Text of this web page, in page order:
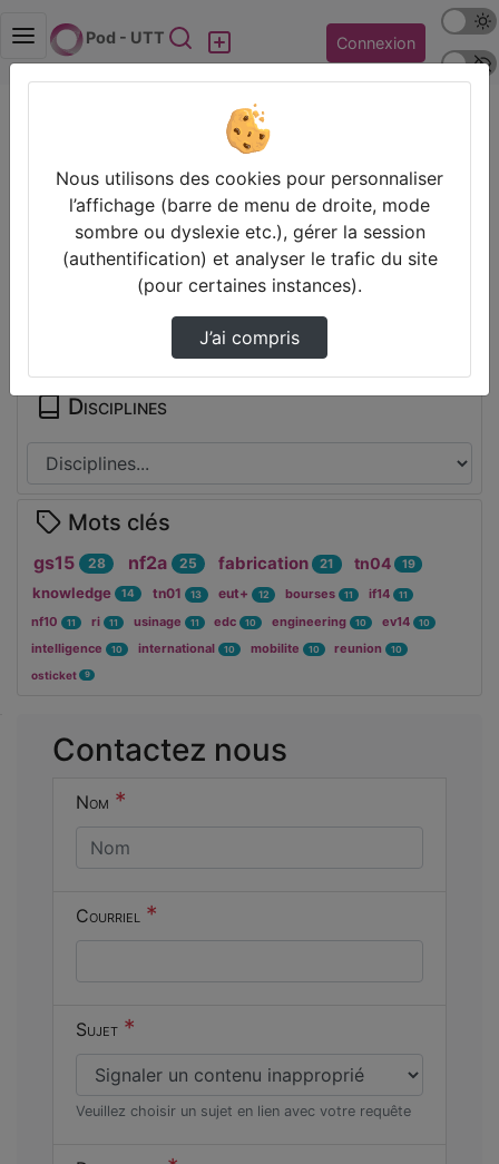
Pod - UTT Rechercher Connexion
Mode
Police
Contactez nous
Contactez nous
Nom *
Courriel *
Sujet *
Veuillez choisir un sujet en lien avec votre requête
cette case
un humain
en métal
(obligatoire)
Champs obligatoires
Les champs marqués avec un astérisque sont
obligatoires.
Partager
Disciplines
Mots clés
gs15 28 nf2a 25 fabrication 21 tn04 19
knowledge 14 tn01 13 eut+ 12 bourses 11 if14 11
nf10 11 ri 11 usinage 11 edc 10 engineering 10 ev14 10
intelligence 10 international 10 mobilite 10 reunion 10
osticket 9
Nous utilisons des cookies pour personnaliser
l’affichage (barre de menu de droite, mode
sombre ou dyslexie etc.), gérer la session
(authentification) et analyser le trafic du site
(pour certaines instances).
J’ai compris